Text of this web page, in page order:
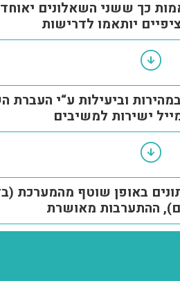
כך ששני השאלונים
יותאמו לדרישות
וביעילות ע“י העברת
ישירות למשיבים
באופן שוטף מהמערכת
ההתערבות מאושרת